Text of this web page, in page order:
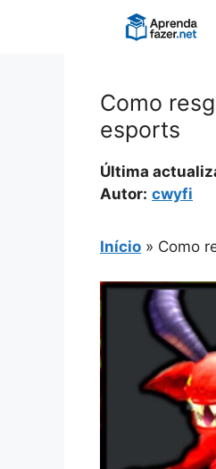
Como
esports
Última
Autor: cwyfi
Início » Como